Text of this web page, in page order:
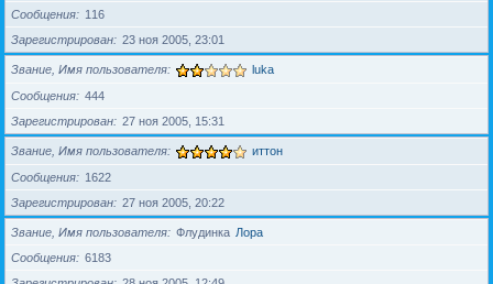
Сообщения
116
Зарегистрирован
23 ноя 2005, 23:01
Звание, Имя пользователя luka
Сообщения
444
Зарегистрирован
27 ноя 2005, 15:31
Звание, Имя пользователя иттон
Сообщения
1622
Зарегистрирован
27 ноя 2005, 20:22
Звание, Имя пользователя Флудинка Лора
Сообщения
6183